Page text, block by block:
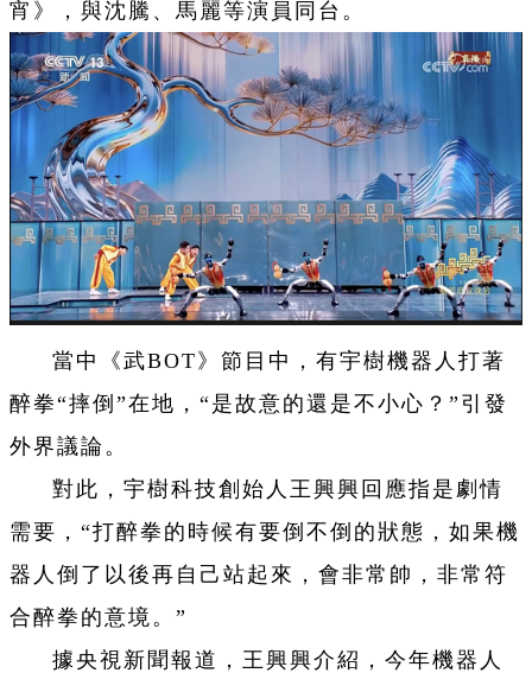
宵》，與沈騰、馬麗等演員同台。
當中《武BOT》節目中，有宇樹機器人打著
醉拳“摔倒”在地，“是故意的還是不小心？”引發
外界議論。
對此，宇樹科技創始人王興興回應指是劇情
需要，“打醉拳的時候有要倒不倒的狀態，如果機
器人倒了以後再自己站起來，會非常帥，非常符
合醉拳的意境。”
據央視新聞報道，王興興介紹，今年機器人